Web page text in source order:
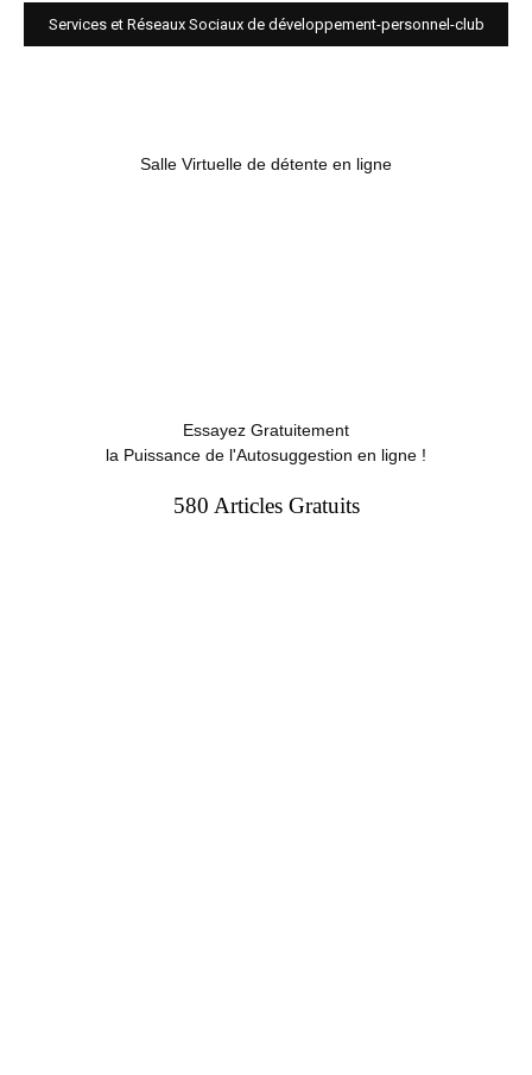
Services et Réseaux Sociaux de développement-personnel-club
Salle Virtuelle de détente en ligne
Essayez Gratuitement
la Puissance de l'Autosuggestion en ligne !
580 Articles Gratuits